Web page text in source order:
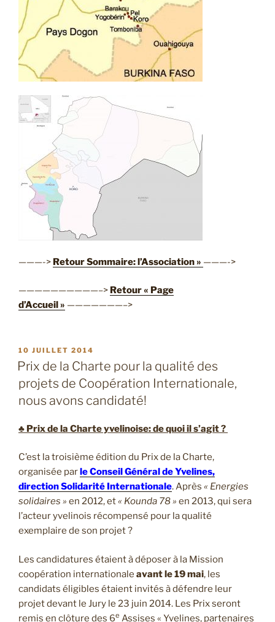
———-> Retour Sommaire: l’Association » ———->
——————————–> Retour « Page
d’Accueil » ———————–>
PUBLIÉ
LE
10 JUILLET 2014
Prix de la Charte pour la qualité des
projets de Coopération Internationale,
nous avons candidaté!
♣ Prix de la Charte yvelinoise: de quoi il s’agit ?
C’est la troisième édition du Prix de la Charte,
organisée parle Conseil Général de Yvelines,
direction Solidarité Internationale. Après « Energies
solidaires » en 2012, et« Kounda 78 » en 2013, qui sera
l’acteur yvelinois récompensé pour la qualité
exemplaire de son projet ?
Les candidatures étaient à déposer à la Mission
coopération internationale avant le 19 mai, les
candidats éligibles étaient invités à défendre leur
projet devant le Jury le 23 juin 2014. Les Prix seront
remis en clôture des 6e Assises « Yvelines, partenaires